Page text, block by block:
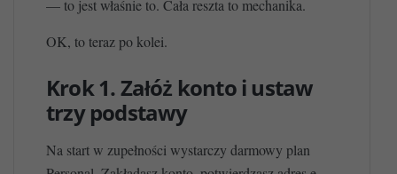
— to jest właśnie to. Cała reszta to mechanika.
OK, to teraz po kolei.
Krok 1. Załóż konto i ustaw
trzy podstawy
Na start w zupełności wystarczy darmowy plan